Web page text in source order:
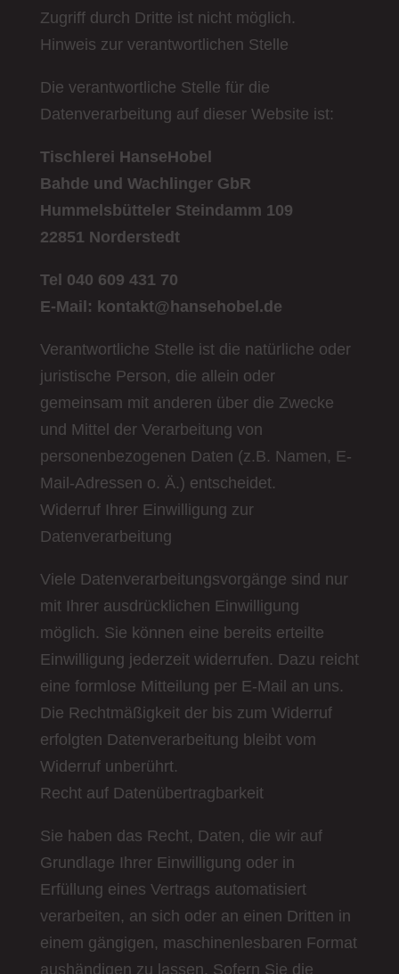
Zugriff durch Dritte ist nicht möglich.
Hinweis zur verantwortlichen Stelle
Die verantwortliche Stelle für die
Datenverarbeitung auf dieser Website ist:
Tischlerei HanseHobel
Bahde und Wachlinger GbR
Hummelsbütteler Steindamm 109
22851 Norderstedt
Tel 040 609 431 70
E-Mail: kontakt@hansehobel.de
Verantwortliche Stelle ist die natürliche oder
juristische Person, die allein oder
gemeinsam mit anderen über die Zwecke
und Mittel der Verarbeitung von
personenbezogenen Daten (z.B. Namen, E-
Mail-Adressen o. Ä.) entscheidet.
Widerruf Ihrer Einwilligung zur
Datenverarbeitung
Viele Datenverarbeitungsvorgänge sind nur
mit Ihrer ausdrücklichen Einwilligung
möglich. Sie können eine bereits erteilte
Einwilligung jederzeit widerrufen. Dazu reicht
eine formlose Mitteilung per E-Mail an uns.
Die Rechtmäßigkeit der bis zum Widerruf
erfolgten Datenverarbeitung bleibt vom
Widerruf unberührt.
Recht auf Datenübertragbarkeit
Sie haben das Recht, Daten, die wir auf
Grundlage Ihrer Einwilligung oder in
Erfüllung eines Vertrags automatisiert
verarbeiten, an sich oder an einen Dritten in
einem gängigen, maschinenlesbaren Format
aushändigen zu lassen. Sofern Sie die